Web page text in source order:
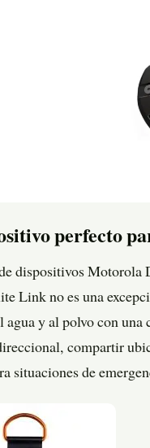
perfecto
dispositivos Motorola
Link no es una
agua y al polvo con
compartir
situaciones de